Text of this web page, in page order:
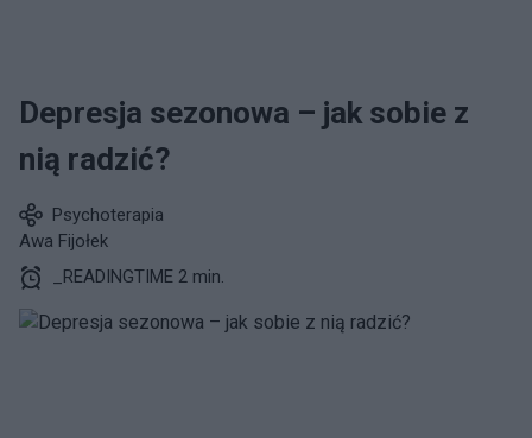
Depresja sezonowa – jak sobie z
nią radzić?
Psychoterapia
Awa Fijołek
_READINGTIME 2 min.